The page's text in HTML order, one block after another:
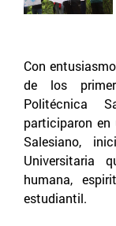
Con
de los
Politécnica
participaron en
Salesiano,
Universitaria
humana,
estudiantil.